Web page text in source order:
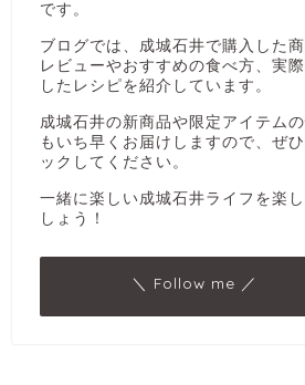
です。
ブログでは、成城石井で購入した
レビューやおすすめの食べ方、実
したレシピを紹介しています。
成城石井の新商品や限定アイテム
もいち早くお届けしますので、ぜ
ックしてください。
一緒に楽しい成城石井ライフを楽し
しょう！
＼ Follow me ／